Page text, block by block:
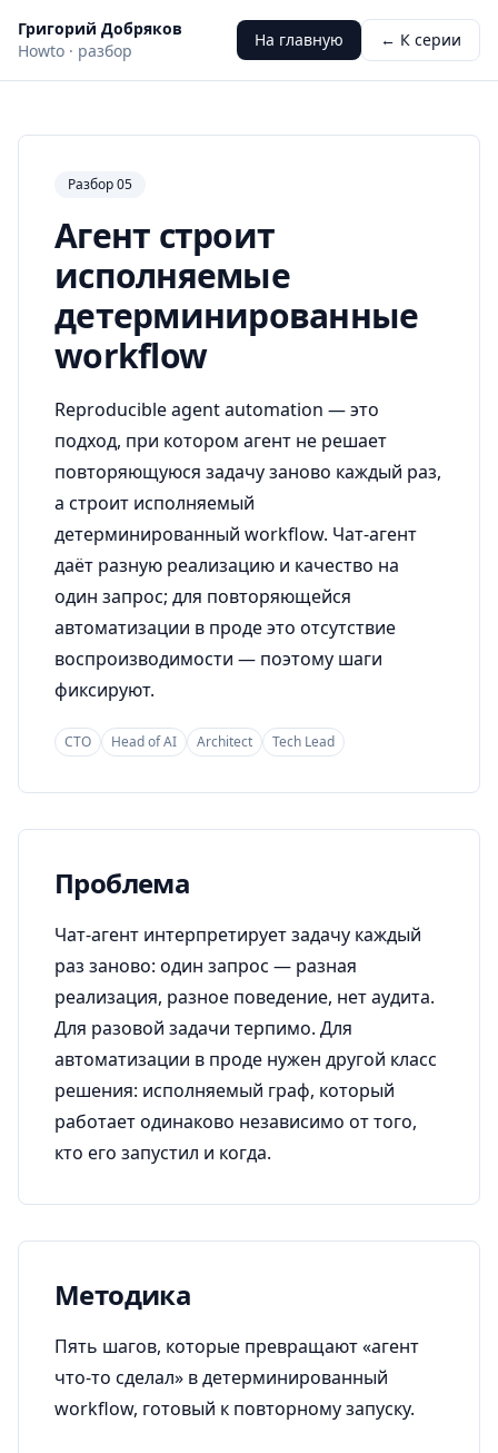
Григорий Добряков
Howto · разбор
На главную ← К серии
Разбор 05
Агент строит
исполняемые
детерминированные
workflow
Reproducible agent automation — это
подход, при котором агент не решает
повторяющуюся задачу заново каждый раз,
а строит исполняемый
детерминированный workflow. Чат-агент
даёт разную реализацию и качество на
один запрос; для повторяющейся
автоматизации в проде это отсутствие
воспроизводимости — поэтому шаги
фиксируют.
CTO Head of AI Architect Tech Lead
Проблема
Чат-агент интерпретирует задачу каждый
раз заново: один запрос — разная
реализация, разное поведение, нет аудита.
Для разовой задачи терпимо. Для
автоматизации в проде нужен другой класс
решения: исполняемый граф, который
работает одинаково независимо от того,
кто его запустил и когда.
Методика
Пять шагов, которые превращают «агент
что-то сделал» в детерминированный
workflow, готовый к повторному запуску.